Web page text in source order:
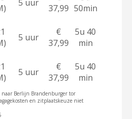
5 uur
37,99 50min
5 uur
€
37,99
5u 40
min
5 uur
€
37,99
5u 40
min
naar Berlijn Brandenburger tor
en zitplaatskeuze niet